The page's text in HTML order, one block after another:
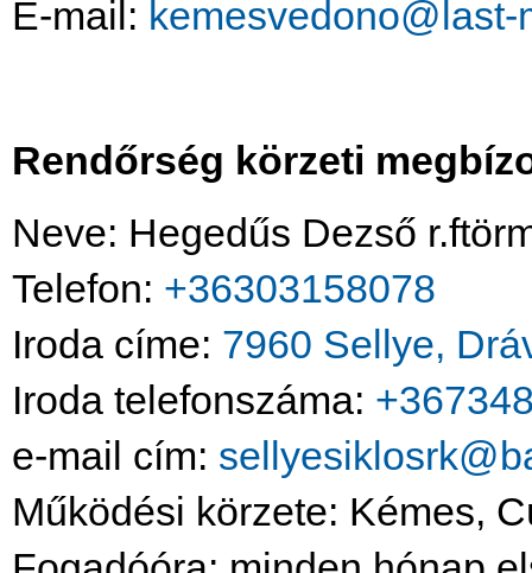
E-mail: kemesvedono@last-
Rendőrség körzeti
Neve: Hegedűs Dezső
Telefon: +36303158078
Iroda címe: 7960 Sellye,
Iroda telefonszáma:
e-mail cím:
Működési körzete: Kémes,